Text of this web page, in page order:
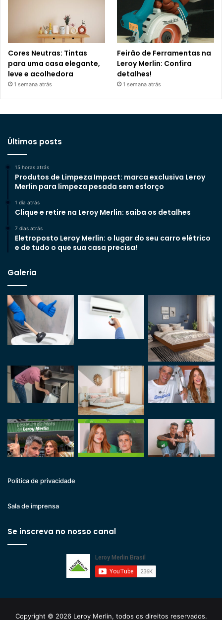
Cores Neutras: Tintas
para uma casa elegante,
leve e acolhedora
1 semana atrás
Feirão de Ferramentas na
Leroy Merlin: Confira
detalhes!
1 semana atrás
Últimos posts
15 horas atrás
Produtos de Limpeza Impact: marca exclusiva Leroy
Merlin para limpeza pesada sem esforço
1 dia atrás
Clique e retire na Leroy Merlin: saiba os detalhes
7 dias atrás
Eletroposto Leroy Merlin: o lugar do seu carro elétrico
e de tudo o que sua casa precisa!
Galeria
Politica de privacidade
Sala de imprensa
Se inscreva no nosso canal
Copyright © 2026 Leroy Merlin, todos os direitos reservados.